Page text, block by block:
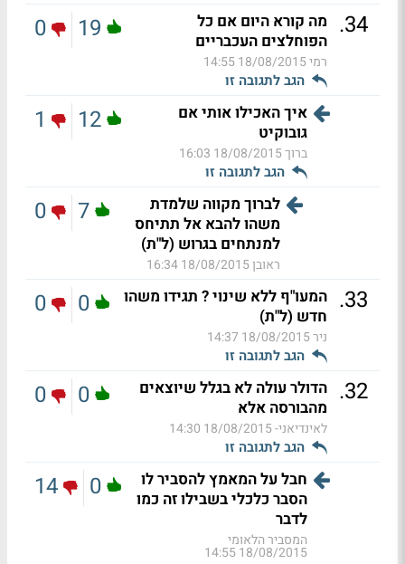
34
. מה קורא היום אם כל
הפוחלצים העכבריים
רמי18/08/2015 14:55
הגב לתגובה זו
19
0
איך האכילו אותי אם
גובוקיט
ברוך18/08/2015 16:03
הגב לתגובה זו
12
1
לברוך מקווה שלמדת
משהו להבא אל תתיחס
למנתחים בגרוש (ל"ת)
ראובן18/08/2015 16:34
7
0
33
. המעו"ף ללא שינוי ? תגידו משהו
חדש (ל"ת)
ניר18/08/2015 14:37
הגב לתגובה זו
0
0
32
. הדולר עולה לא בגלל שיוצאים
מהבורסה אלא
לאינדיאני-18/08/2015 14:30
הגב לתגובה זו
0
0
חבל על המאמץ להסביר לו
הסבר כלכלי בשבילו זה כמו
לדבר
המסביר הלאומי
18/08/2015 14:55
0
14